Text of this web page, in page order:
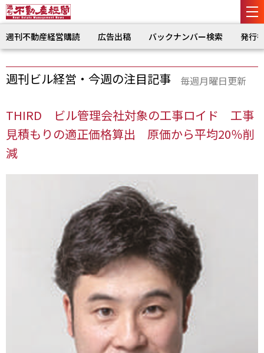
週刊不動産経営購読 広告出稿 バックナンバー検索 発行
週刊ビル経営・今週の注目記事 毎週月曜日更新
THIRD ビル管理会社対象の工事ロイド 工事
見積もりの適正価格算出 原価から平均20％削
減